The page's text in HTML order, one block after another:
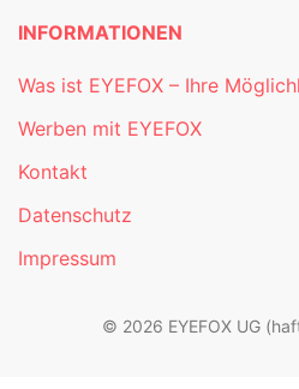
INFORMATIONEN
Was ist EYEFOX – Ihre
Werben mit EYEFOX
Kontakt
Datenschutz
Impressum
© 2026 EYEFOX UG